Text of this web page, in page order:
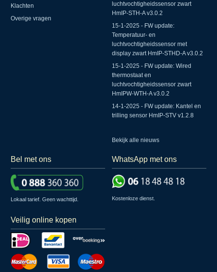
Klachten
Overige vragen
luchtvochtigheidssensor zwart
HmIP-STH-A v3.0.2
15-1-2025 - FW update:
Temperatuur- en
luchtvochtigheidssensor met
display zwart HmIP-STHD-A v3.0.2
15-1-2025 - FW update: Wired
thermostaat en
luchtvochtigheidssensor zwart
HmIPW-WTH-A v3.0.2
14-1-2025 - FW update: Kantel en
trilling sensor HmIP-STV v1.2.8
Bekijk alle nieuws
Bel met ons
Lokaal tarief. Geen wachttijd.
WhatsApp met ons
Kostenloze dienst.
Veilig online kopen